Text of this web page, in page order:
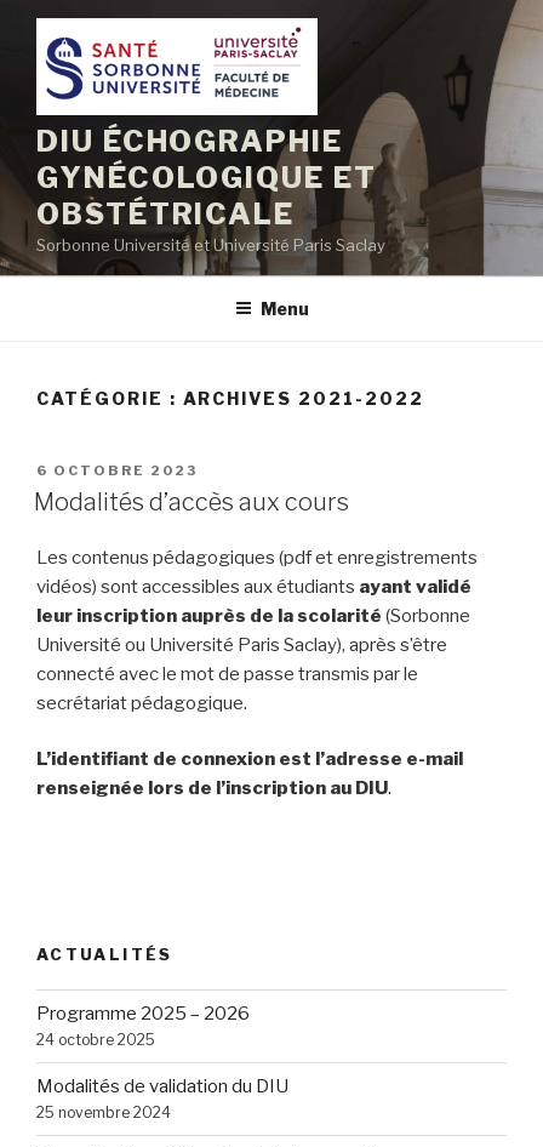
contenu
principal
DIU ÉCHOGRAPHIE
GYNÉCOLOGIQUE ET
OBSTÉTRICALE
Sorbonne Université et Université Paris Saclay
Menu
CATÉGORIE : ARCHIVES 2021-2022
PUBLIÉ
LE
6 OCTOBRE 2023
Modalités d’accès aux cours
Les contenus pédagogiques (pdf et enregistrements
vidéos) sont accessibles aux étudiants ayant validé
leur inscription auprès de la scolarité (Sorbonne
Université ou Université Paris Saclay), après s’être
connecté avec le mot de passe transmis par le
secrétariat pédagogique.
L’identifiant de connexion est l’adresse e-mail
renseignée lors de l’inscription au DIU.
ACTUALITÉS
Programme 2025 – 2026
24 octobre 2025
Modalités de validation du DIU
25 novembre 2024